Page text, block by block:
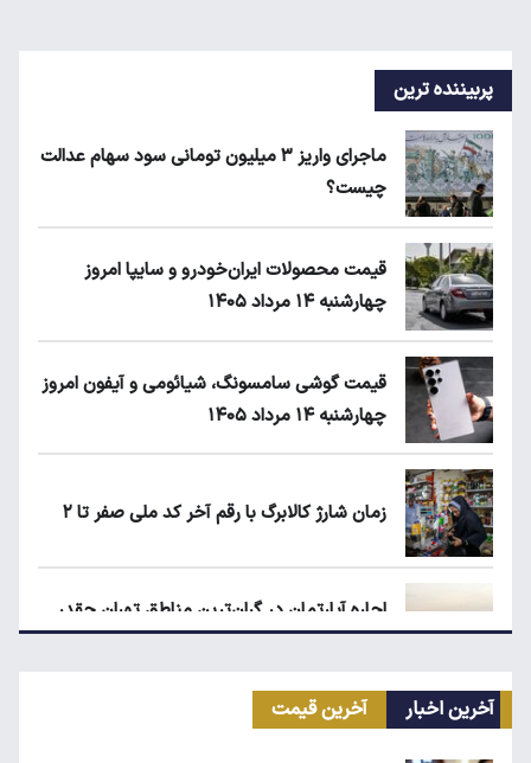
پربیننده ترین
ماجرای واریز ۳ میلیون تومانی سود سهام عدالت
چیست؟
قیمت محصولات ایران‌خودرو و سایپا امروز
چهارشنبه ۱۴ مرداد ۱۴۰۵
قیمت گوشی سامسونگ، شیائومی و آیفون امروز
چهارشنبه ۱۴ مرداد ۱۴۰۵
زمان شارژ کالابرگ با رقم آخر کد ملی صفر تا ۲
اجاره آپارتمان در گران‌ترین مناطق تهران چقدر
است؟
آخرین اخبار آخرین قیمت